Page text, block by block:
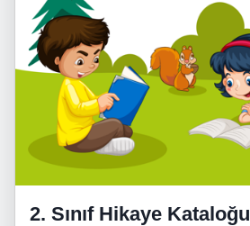
2. Sınıf Hikaye Kataloğu